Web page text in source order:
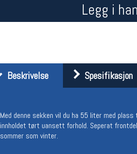
Legg i
Beskrivelse Spesifikasjon
Med denne sekken vil du ha 55 liter med
innholdet tørt uansett forhold. Seperat
sommer som vinter.